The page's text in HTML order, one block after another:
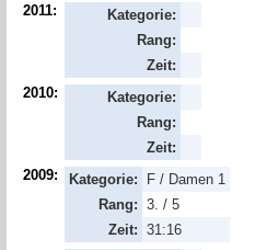
2011:
Kategorie:
Rang:
Zeit:
2010:
Kategorie:
Rang:
Zeit:
2009:
Kategorie:
F / Damen 1
Rang: 3. / 5
Zeit: 31:16